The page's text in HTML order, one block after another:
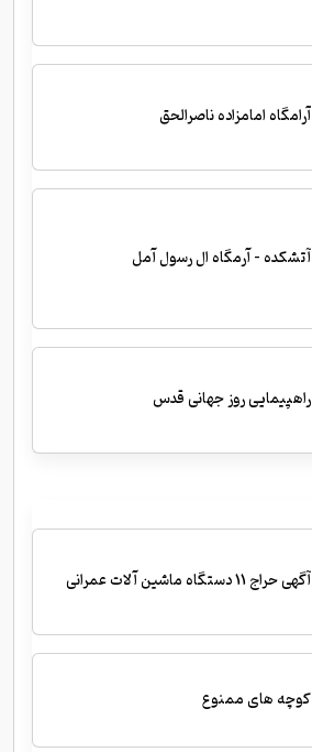
آرامگاه امامزاده ناصرالحق
آتشکده - آرمگاه ال رسول آمل
راهپیمایی روز جهانی قدس
آگهی حراج 11 دستگاه ماشین آلات عمرانی
کوچه های ممنوع